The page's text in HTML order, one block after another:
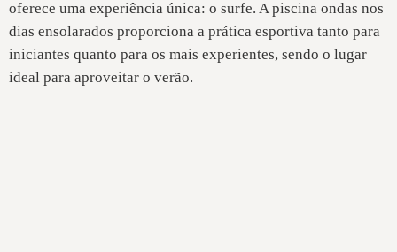
oferece uma experiência única: o surfe. A piscina ondas nos
dias ensolarados proporciona a prática esportiva tanto para
iniciantes quanto para os mais experientes, sendo o lugar
ideal para aproveitar o verão.